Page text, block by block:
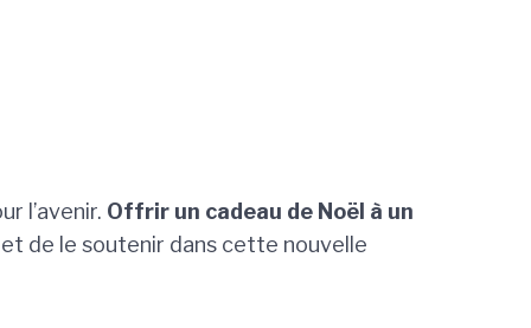
l’avenir. Offrir un cadeau de Noël à un
de le soutenir dans cette nouvelle